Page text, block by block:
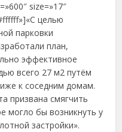
size=»17″
целью
парковки
план,
эффективное
всего 27 м2 путём
к соседним домам.
призвана смягчить
могло бы возникнуть у
застройки».